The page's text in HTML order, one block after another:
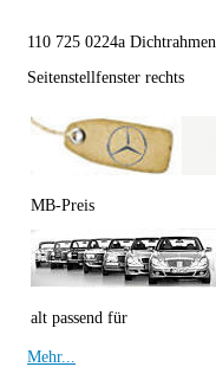
110 725 0224a Dichtrahmen
Seitenstellfenster rechts
MB-Preis
alt passend für
Mehr...